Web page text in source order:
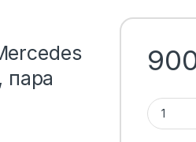
пара